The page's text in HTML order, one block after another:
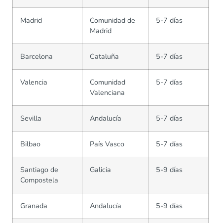
Madrid
Comunidad de
Madrid
5-7 días
Barcelona Cataluña 5-7 días
Valencia
Comunidad
Valenciana
5-7 días
Sevilla Andalucía 5-7 días
Bilbao País Vasco 5-7 días
Santiago de
Compostela
Galicia 5-9 días
Granada Andalucía 5-9 días